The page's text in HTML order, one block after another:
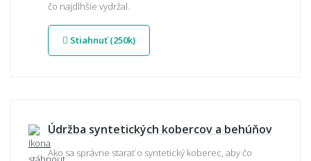
čo najdlhšie vydržal.
Stiahnuť (250k)
Údržba syntetických kobercov a behúňov
Ako sa správne starať o syntetický koberec, aby čo